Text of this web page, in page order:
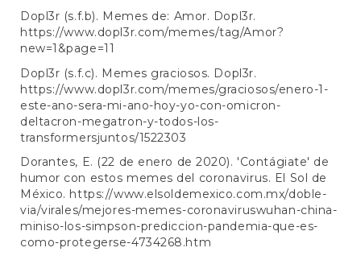
Dopl3r (s.f.b). Memes de: Amor. Dopl3r.
https://www.dopl3r.com/memes/tag/Amor?
new=1&page=11
Dopl3r (s.f.c). Memes graciosos. Dopl3r.
https://www.dopl3r.com/memes/graciosos/enero-1-
este-ano-sera-mi-ano-hoy-yo-con-omicron-
deltacron-megatron-y-todos-los-
transformersjuntos/1522303
Dorantes, E. (22 de enero de 2020). 'Contágiate' de
humor con estos memes del coronavirus. El Sol de
México. https://www.elsoldemexico.com.mx/doble-
via/virales/mejores-memes-coronaviruswuhan-china-
miniso-los-simpson-prediccion-pandemia-que-es-
como-protegerse-4734268.htm